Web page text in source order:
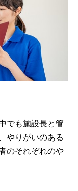
でも施設長と管
やりがいのある
のそれぞれのや